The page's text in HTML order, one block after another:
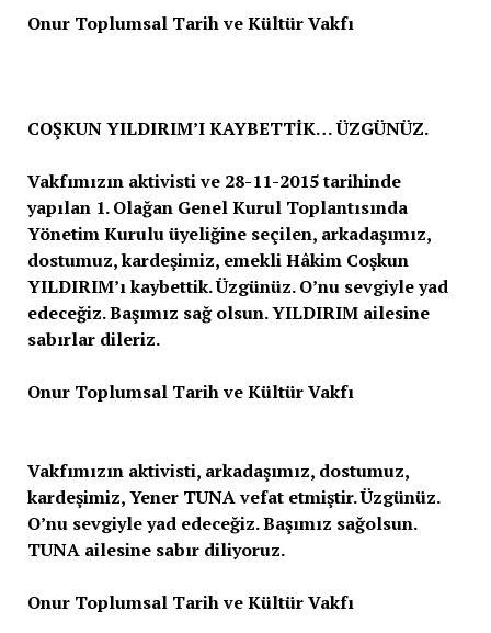
Onur Toplumsal Tarih ve Kültür Vakfı
COŞKUN YILDIRIM’I KAYBETTİK… ÜZGÜNÜZ.
Vakfımızın aktivisti ve 28-11-2015 tarihinde
yapılan 1. Olağan Genel Kurul Toplantısında
Yönetim Kurulu üyeliğine seçilen, arkadaşımız,
dostumuz, kardeşimiz, emekli Hâkim Coşkun
YILDIRIM’ı kaybettik. Üzgünüz. O’nu sevgiyle yad
edeceğiz. Başımız sağ olsun. YILDIRIM ailesine
sabırlar dileriz.
Onur Toplumsal Tarih ve Kültür Vakfı
Vakfımızın aktivisti, arkadaşımız, dostumuz,
kardeşimiz, Yener TUNA vefat etmiştir. Üzgünüz.
O’nu sevgiyle yad edeceğiz. Başımız sağolsun.
TUNA ailesine sabır diliyoruz.
Onur Toplumsal Tarih ve Kültür Vakfı